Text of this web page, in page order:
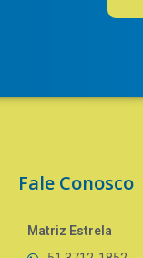
Fale Conosco
Matriz Estrela